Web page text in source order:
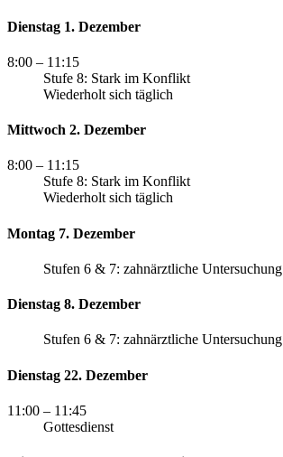
Dienstag 1. Dezember
8:00 – 11:15
Stufe 8: Stark im Konflikt
Wiederholt sich täglich
Mittwoch 2. Dezember
8:00 – 11:15
Stufe 8: Stark im Konflikt
Wiederholt sich täglich
Montag 7. Dezember
Stufen 6 & 7: zahnärztliche Untersuchung
Dienstag 8. Dezember
Stufen 6 & 7: zahnärztliche Untersuchung
Dienstag 22. Dezember
11:00 – 11:45
Gottesdienst